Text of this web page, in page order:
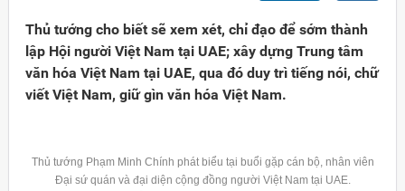
Thủ tướng cho biết sẽ xem xét, chỉ đạo để sớm thành
lập Hội người Việt Nam tại UAE; xây dựng Trung tâm
văn hóa Việt Nam tại UAE, qua đó duy trì tiếng nói, chữ
viết Việt Nam, giữ gìn văn hóa Việt Nam.
Thủ tướng Phạm Minh Chính phát biểu tại buổi gặp cán bộ, nhân viên
Đại sứ quán và đại diện cộng đồng người Việt Nam tại UAE.